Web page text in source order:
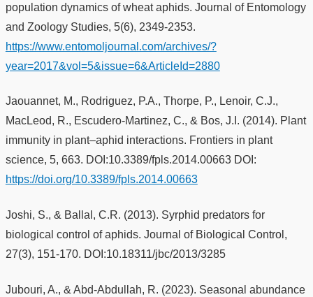
population dynamics of wheat aphids. Journal of Entomology
and Zoology Studies, 5(6), 2349-2353.
https://www.entomoljournal.com/archives/?
year=2017&vol=5&issue=6&ArticleId=2880
Jaouannet, M., Rodriguez, P.A., Thorpe, P., Lenoir, C.J.,
MacLeod, R., Escudero-Martinez, C., & Bos, J.I. (2014). Plant
immunity in plant–aphid interactions. Frontiers in plant
science, 5, 663. DOI:10.3389/fpls.2014.00663 DOI:
https://doi.org/10.3389/fpls.2014.00663
Joshi, S., & Ballal, C.R. (2013). Syrphid predators for
biological control of aphids. Journal of Biological Control,
27(3), 151-170. DOI:10.18311/jbc/2013/3285
Jubouri, A., & Abd-Abdullah, R. (2023). Seasonal abundance